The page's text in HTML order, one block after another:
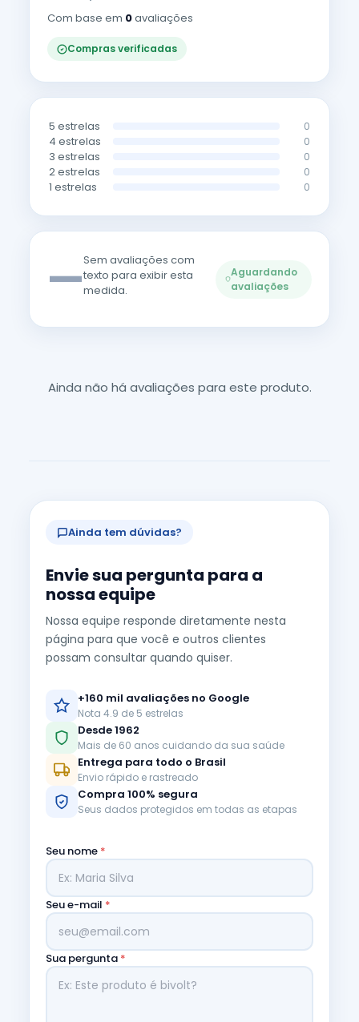
Com base em 0avaliações
Compras verificadas
5 estrelas 0
4 estrelas 0
3 estrelas 0
2 estrelas 0
1 estrelas 0
—Sem avaliações com
texto para exibir esta
medida.
Aguardando
avaliações
Ainda não há avaliações para este produto.
Ainda tem dúvidas?
Envie sua pergunta para a
nossa equipe
Nossa equipe responde diretamente nesta
página para que você e outros clientes
possam consultar quando quiser.
+160 mil avaliações no Google
Nota 4.9 de 5 estrelas
Desde 1962
Mais de 60 anos cuidando da sua saúde
Entrega para todo o Brasil
Envio rápido e rastreado
Compra 100% segura
Seus dados protegidos em todas as etapas
Seu nome *
Seu e-mail *
Sua pergunta *